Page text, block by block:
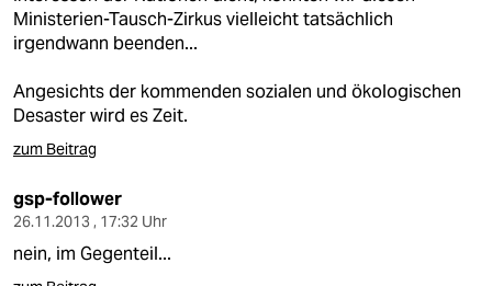
Ministerien-Tausch-Zirkus vielleicht tatsächlich
irgendwann beenden...
Angesichts der kommenden sozialen und ökologischen
Desaster wird es Zeit.
zum Beitrag
gsp-follower
26.11.2013 , 17:32 Uhr
nein, im Gegenteil...